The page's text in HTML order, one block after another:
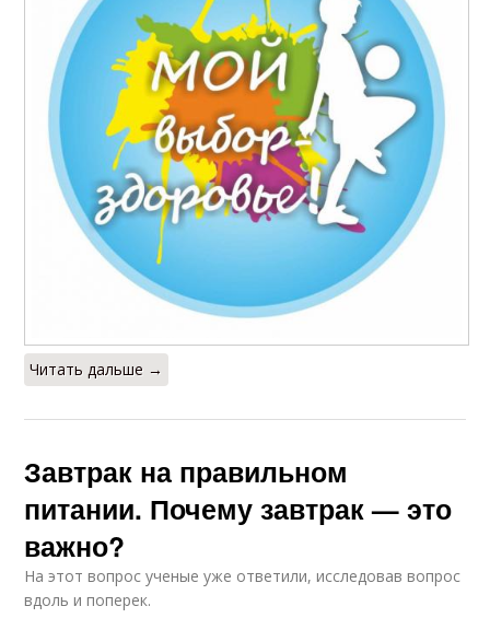
Читать дальше →
Завтрак на правильном
питании. Почему завтрак — это
важно?
На этот вопрос ученые уже ответили, исследовав вопрос
вдоль и поперек.